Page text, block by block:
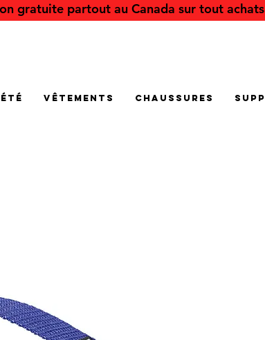
gratuite partout au Canada sur tout
Vêtements Chaussures